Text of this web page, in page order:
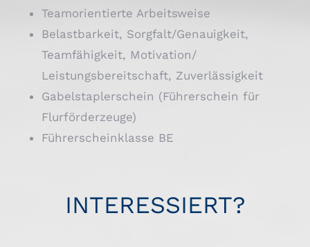
Teamorientierte Arbeitsweise
Belastbarkeit, Sorgfalt/Genauigkeit,
Teamfähigkeit, Motivation/
Leistungsbereitschaft, Zuverlässigkeit
Gabelstaplerschein (Führerschein für
Flurförderzeuge)
Führerscheinklasse BE
INTERESSIERT?